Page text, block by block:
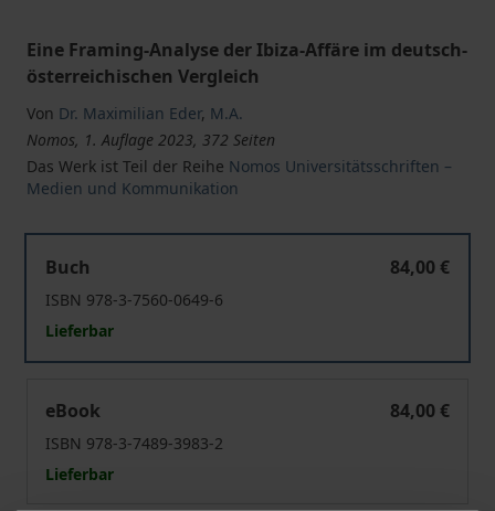
Eine Framing-Analyse der Ibiza-Affäre im deutsch-
österreichischen Vergleich
Von Dr. Maximilian Eder, M.A.
Nomos, 1. Auflage 2023, 372 Seiten
Das Werk ist Teil der Reihe Nomos Universitätsschriften –
Medien und Kommunikation
Buch
84,00 €
ISBN 978-3-7560-0649-6
Lieferbar
eBook
84,00 €
ISBN 978-3-7489-3983-2
Lieferbar